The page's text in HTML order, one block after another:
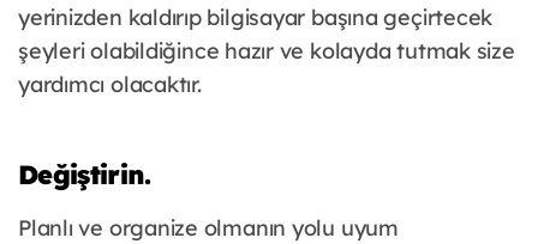
yerinizden kaldırıp bilgisayar başına geçirtecek
şeyleri olabildiğince hazır ve kolayda tutmak size
yardımcı olacaktır.
Değiştirin.
Planlı ve organize olmanın yolu uyum